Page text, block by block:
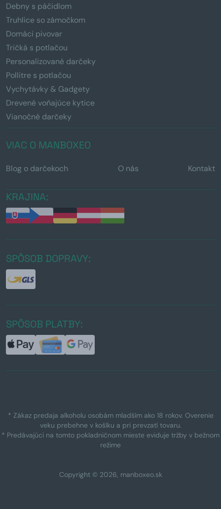
Debny s páčidlom
Truhlice so zámočkom
Domáci pivovar
Tričká s potlačou
Personalizované darčeky
Pollitre s potlačou
Vychytávky & Gadgety
Drevené voňajúce kytice
Vianočné darčeky
VIAC O MANBOXEO
Blog o darčekoch O nás Kontakt
KRAJINA:
SPÔSOB DOPRAVY:
SPÔSOB PLATBY:
* Zákaz predaja alkoholu osobám mladším ako 18 rokov. Overenie
veku prebehne v košíku a pri prevzatí tovaru.
* Predávajúci na tomto pokladničnom mieste eviduje tržby v bežnom
režime
Copyright © 2026, manboxeo.sk